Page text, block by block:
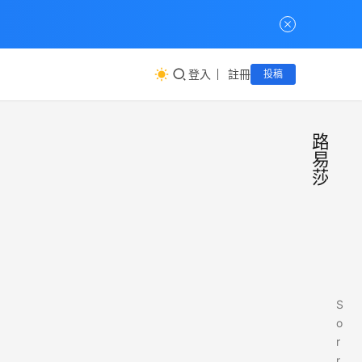
登入 註冊 投稿
路
易
莎
S
o
r